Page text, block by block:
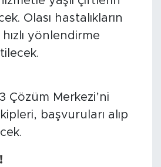
Olası hastalıkların
yönlendirme
Merkezi’ni
başvuruları alıp